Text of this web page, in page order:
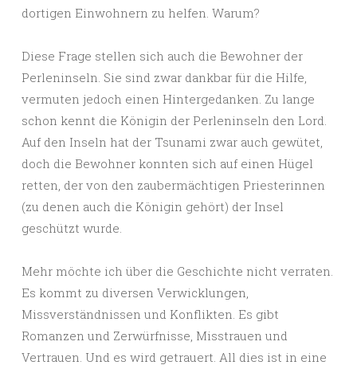
dortigen Einwohnern zu helfen. Warum?
Diese Frage stellen sich auch die Bewohner der
Perleninseln. Sie sind zwar dankbar für die Hilfe,
vermuten jedoch einen Hintergedanken. Zu lange
schon kennt die Königin der Perleninseln den Lord.
Auf den Inseln hat der Tsunami zwar auch gewütet,
doch die Bewohner konnten sich auf einen Hügel
retten, der von den zaubermächtigen Priesterinnen
(zu denen auch die Königin gehört) der Insel
geschützt wurde.
Mehr möchte ich über die Geschichte nicht verraten.
Es kommt zu diversen Verwicklungen,
Missverständnissen und Konflikten. Es gibt
Romanzen und Zerwürfnisse, Misstrauen und
Vertrauen. Und es wird getrauert. All dies ist in eine